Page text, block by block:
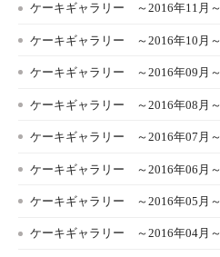
ケーキギャラリー ～2016年11月～
ケーキギャラリー ～2016年10月～
ケーキギャラリー ～2016年09月～
ケーキギャラリー ～2016年08月～
ケーキギャラリー ～2016年07月～
ケーキギャラリー ～2016年06月～
ケーキギャラリー ～2016年05月～
ケーキギャラリー ～2016年04月～